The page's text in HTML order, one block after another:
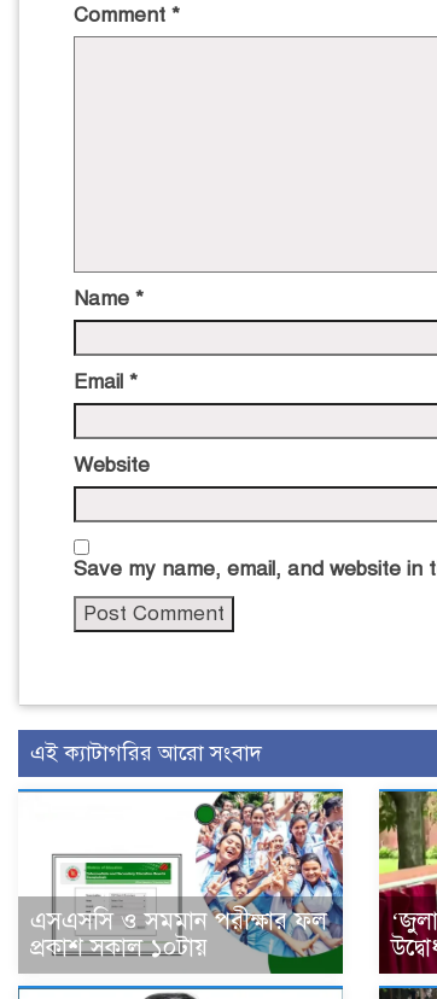
Comment *
Name *
Email *
Website
Save my name, email, and website
এই ক্যাটাগরির আরো সংবাদ
এসএসসি ও সমমান পরীক্ষার ফল
প্রকাশ সকাল ১০টায়